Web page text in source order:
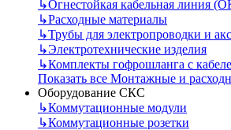
↳Огнестойкая кабельная линия
↳Расходные материалы
↳Трубы для электропроводки и
↳Электротехнические изделия
↳Комплекты гофрошланга с
Показать все Монтажные и
Оборудование СКС
↳Коммутационные модули
↳Коммутационные розетки